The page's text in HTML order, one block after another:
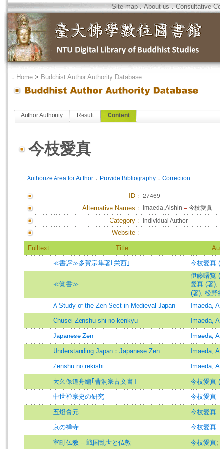
Site map．About us．Consultative
． Home > Buddhist Author Authority Database
Author Authority Result Content
今枝愛真
Authorize Area for Author ． Provide Bibliography ． Correction
ID ： 27469
Alternative Names： Imaeda, Aishin = 今枝愛眞
Category： Individual Author
Website：
Fulltext Title
≪書評≫多賀宗隼著｢栄西｣ 今枝愛真
≪覚書≫
伊藤曙覧
愛真 (著);
(著); 松野
A Study of the Zen Sect in Medieval Japan
Imaeda,
Chusei Zenshu shi no kenkyu Imaeda,
Japanese Zen Imaeda,
Understanding Japan：Japanese Zen Imaeda,
Zenshu no rekishi Imaeda,
大久保道舟編｢曹洞宗古文書｣ 今枝愛真
中世禅宗史の研究 今枝愛真
五燈會元 今枝愛真
京の禅寺 今枝愛真
室町仏教 -- 戦国乱世と仏教 今枝愛真;